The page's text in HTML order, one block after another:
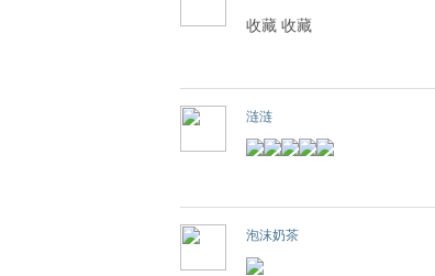
收藏 收藏
涟涟
泡沫奶茶